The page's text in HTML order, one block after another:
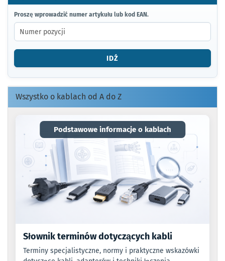
PROSZĘ
WPROWADZIĆ
NUMER
ARTYKUŁU
LUB
EAN.
Proszę wprowadzić numer artykułu lub kod EAN.
IDŹ
Wszystko o kablach od A do Z
Podstawowe informacje o kablach
Słownik terminów dotyczących kabli
Terminy specjalistyczne, normy i praktyczne wskazówki